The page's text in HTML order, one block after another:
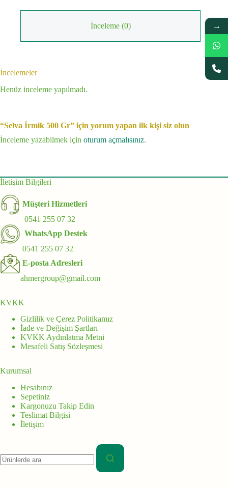
İnceleme (0)
İncelemeler
Henüz inceleme yapılmadı.
“Selva İrmik 500 Gr” için yorum yapan ilk kişi siz olun
İnceleme yazabilmek için oturum açmalısınız.
İletişim Bilgileri
Müşteri Hizmetleri
0541 255 07 32
WhatsApp Destek
0541 255 07 32
E-posta Adresleri
ahmergroup@gmail.com
KVKK
Gizlilik ve Çerez Politikamız
İade ve Değişim Şartları
KVKK Aydınlatma Metni
Mesafeli Satış Sözleşmesi
Kurumsal
Hesabınız
Sepetiniz
Kargonuzu Takip Edin
Teslimat Bilgisi
İletişim
→